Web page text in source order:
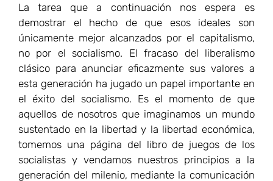
La tarea que a continuación nos espera es
demostrar el hecho de que esos ideales son
únicamente mejor alcanzados por el capitalismo,
no por el socialismo. El fracaso del liberalismo
clásico para anunciar eficazmente sus valores a
esta generación ha jugado un papel importante en
el éxito del socialismo. Es el momento de que
aquellos de nosotros que imaginamos un mundo
sustentado en la libertad y la libertad económica,
tomemos una página del libro de juegos de los
socialistas y vendamos nuestros principios a la
generación del milenio, mediante la comunicación